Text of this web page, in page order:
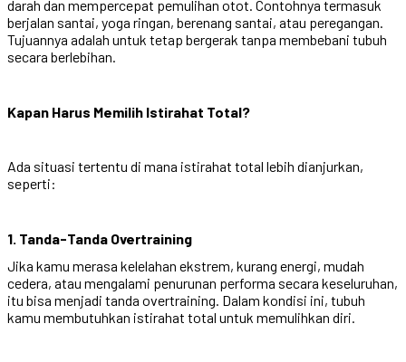
darah dan mempercepat pemulihan otot. Contohnya termasuk
berjalan santai, yoga ringan, berenang santai, atau peregangan.
Tujuannya adalah untuk tetap bergerak tanpa membebani tubuh
secara berlebihan.
Kapan Harus Memilih Istirahat Total?
Ada situasi tertentu di mana istirahat total lebih dianjurkan,
seperti:
1. Tanda-Tanda Overtraining
Jika kamu merasa kelelahan ekstrem, kurang energi, mudah
cedera, atau mengalami penurunan performa secara keseluruhan,
itu bisa menjadi tanda overtraining. Dalam kondisi ini, tubuh
kamu membutuhkan istirahat total untuk memulihkan diri.